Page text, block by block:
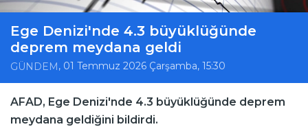
Ege Denizi'nde 4.3 büyüklüğünde
deprem meydana geldi
GÜNDEM , 01 Temmuz 2026 Çarşamba, 15:30
AFAD, Ege Denizi'nde 4.3 büyüklüğünde deprem
meydana geldiğini bildirdi.